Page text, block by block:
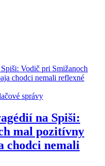
správy
na Spiši:
mal pozitívny
chodci nemali